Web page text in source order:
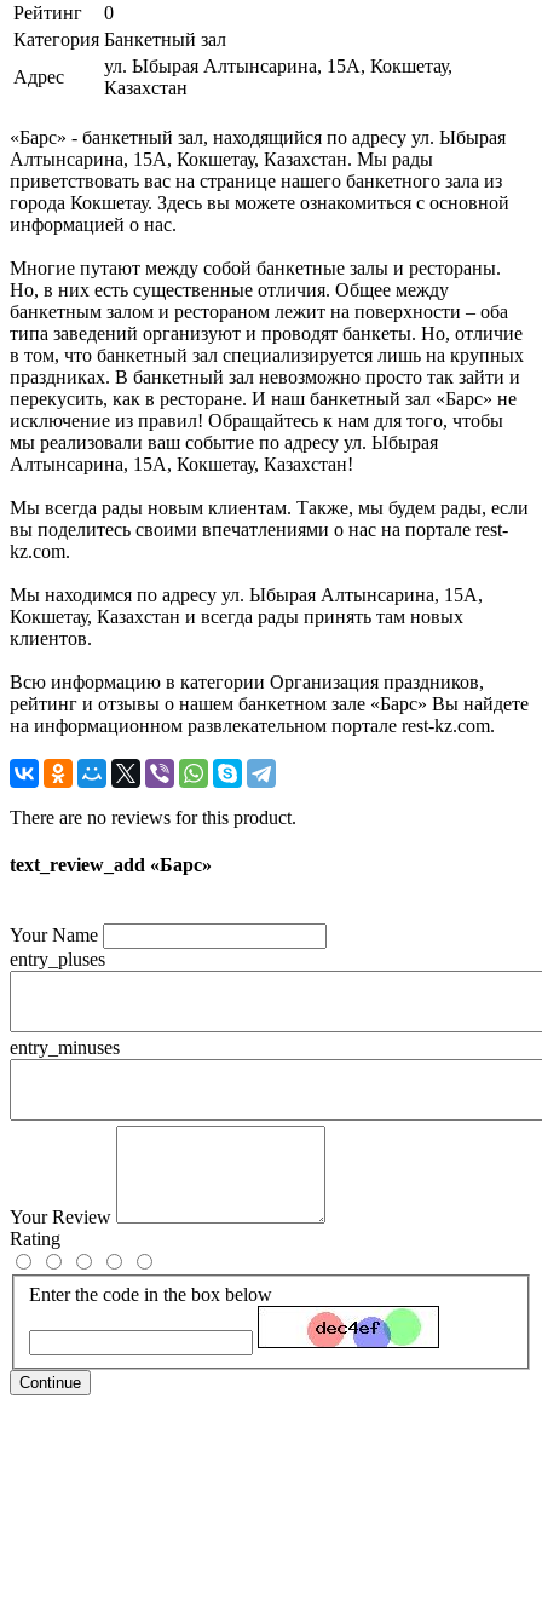
Рейтинг
0
Категория Банкетный зал
Адрес
ул. Ыбырая Алтынсарина, 15А, Кокшетау,
Казахстан
«Барс» - банкетный зал, находящийся по адресу ул. Ыбырая
Алтынсарина, 15А, Кокшетау, Казахстан. Мы рады
приветствовать вас на странице нашего банкетного зала из
города Кокшетау. Здесь вы можете ознакомиться с основной
информацией о нас.
Многие путают между собой банкетные залы и рестораны.
Но, в них есть существенные отличия. Общее между
банкетным залом и рестораном лежит на поверхности – оба
типа заведений организуют и проводят банкеты. Но, отличие
в том, что банкетный зал специализируется лишь на крупных
праздниках. В банкетный зал невозможно просто так зайти и
перекусить, как в ресторане. И наш банкетный зал «Барс» не
исключение из правил! Обращайтесь к нам для того, чтобы
мы реализовали ваш событие по адресу ул. Ыбырая
Алтынсарина, 15А, Кокшетау, Казахстан!
Мы всегда рады новым клиентам. Также, мы будем рады, если
вы поделитесь своими впечатлениями о нас на портале rest-
kz.com.
Мы находимся по адресу ул. Ыбырая Алтынсарина, 15А,
Кокшетау, Казахстан и всегда рады принять там новых
клиентов.
Всю информацию в категории Организация праздников,
рейтинг и отзывы о нашем банкетном зале «Барс» Вы найдете
на информационном развлекательном портале rest-kz.com.
There are no reviews for this product.
text_review_add «Барс»
Your Name
entry_pluses
entry_minuses
Your Review
Rating
Enter the code in the box below
Continue